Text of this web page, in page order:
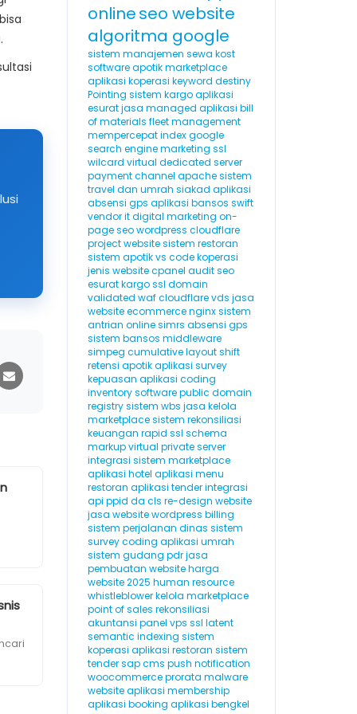
onlineseo website
algoritma google
sistem manajemen sewa kost
software apotik marketplace
aplikasi koperasi keyword destiny
Pointing sistem kargo aplikasi
esurat jasa managed aplikasi bill
of materials fleet management
mempercepat index google
search engine marketing ssl
wilcard virtual dedicated server
payment channel apache sistem
travel dan umrah siakad aplikasi
absensi gps aplikasi bansos swift
vendor it digital marketing on-
page seo wordpress cloudflare
project website sistem restoran
sistem apotik vs code koperasi
jenis website cpanel audit seo
esurat kargo ssl domain
validated waf cloudflare vds jasa
website ecommerce nginx sistem
antrian online simrs absensi gps
sistem bansos middleware
simpeg cumulative layout shift
retensi apotik aplikasi survey
kepuasan aplikasi coding
inventory software public domain
registry sistem wbs jasa kelola
marketplace sistem rekonsiliasi
keuangan rapid ssl schema
markup virtual private server
integrasi sistem marketplace
aplikasi hotel aplikasi menu
restoran aplikasi tender integrasi
api ppid da cls re-design website
jasa website wordpress billing
sistem perjalanan dinas sistem
survey coding aplikasi umrah
sistem gudang pdr jasa
pembuatan website harga
website 2025 human resource
whistleblower kelola marketplace
point of sales rekonsiliasi
akuntansi panel vps ssl latent
semantic indexing sistem
koperasi aplikasi restoran sistem
tender sap cms push notification
woocommerce prorata malware
website aplikasi membership
aplikasi booking aplikasi bengkel